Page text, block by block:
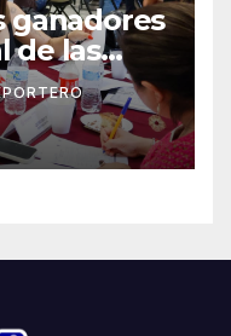
ganadores
de las